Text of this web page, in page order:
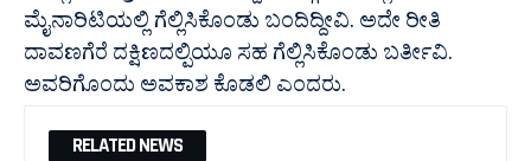
ಮೈನಾರಿಟಿಯಲ್ಲಿ ಗೆಲ್ಲಿಸಿಕೊಂಡು ಬಂದಿದ್ದೀವಿ. ಅದೇ ರೀತಿ
ದಾವಣಗೆರೆ ದಕ್ಷಿಣದಲ್ಪಿಯೂ ಸಹ ಗೆಲ್ಲಿಸಿಕೊಂಡು ಬರ್ತೀವಿ.
ಅವರಿಗೊಂದು ಅವಕಾಶ ಕೊಡಲಿ ಎಂದರು.
RELATED NEWS